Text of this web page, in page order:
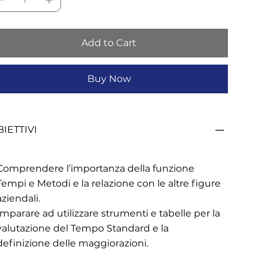
Add to Cart
Buy Now
l’importanza della funzione
e Metodi e la relazione con le altre figure
ad utilizzare strumenti e tabelle per la
del Tempo Standard e la
delle maggiorazioni.